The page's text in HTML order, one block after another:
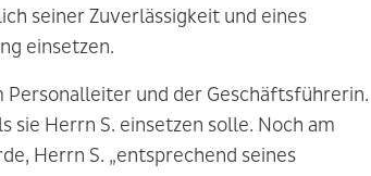
seiner Zuverlässigkeit und eines
einsetzen.
Personalleiter und der Geschäftsführerin.
Herrn S. einsetzen solle. Noch am
Herrn S. „entsprechend seines